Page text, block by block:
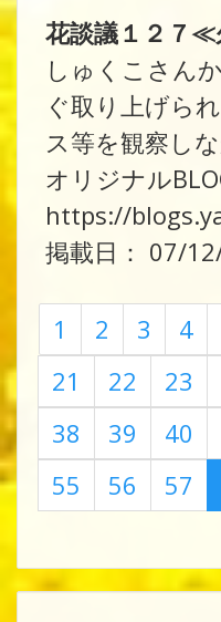
花談議１２７
しゅくこさん
ぐ取り上げら
ス等を観察し
オリジナル
https://
掲載日： 07/
1 2 3 4
21
22 23
38
39 40
55
56 57